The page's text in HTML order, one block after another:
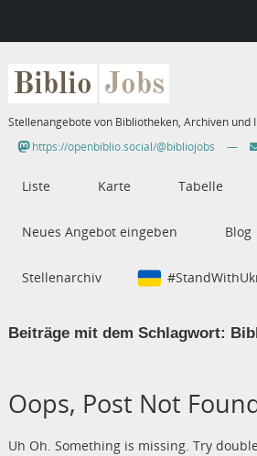
Biblio Jobs
Stellenangebote von Bibliotheken, Archiven
https://openbiblio.social/@bibliojobs
—
Liste Karte Tabelle
Neues Angebot eingeben Blog
Stellenarchiv
Beiträge mit dem Schlagwort:
Oops, Post Not
Uh Oh. Something is missing. Try